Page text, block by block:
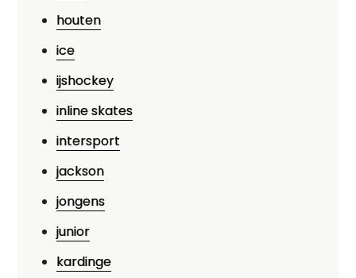
houten
ice
ijshockey
inline skates
intersport
jackson
jongens
junior
kardinge